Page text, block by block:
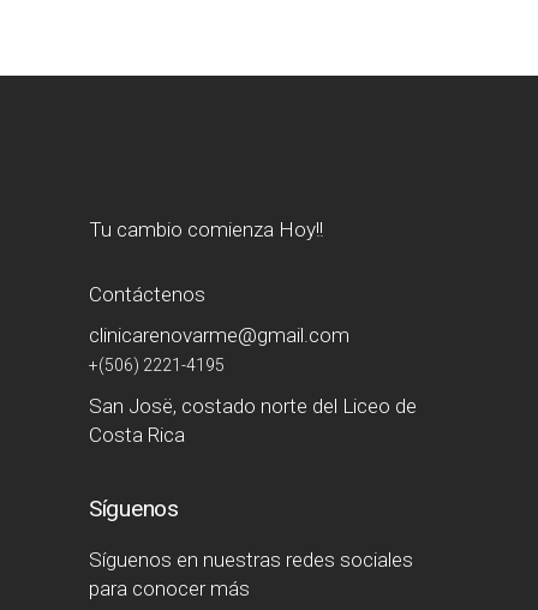
Tu cambio comienza Hoy!!
Contáctenos
clinicarenovarme@gmail.com
+(506) 2221-4195
San Josë, costado norte del Liceo de
Costa Rica
Síguenos
Síguenos en nuestras redes sociales
para conocer más